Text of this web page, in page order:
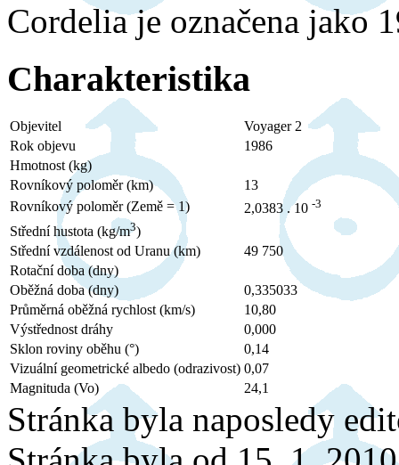
Cordelia je označena jako
Charakteristika
Objevitel
Voyager 2
Rok objevu
1986
Hmotnost (kg)
Rovníkový poloměr (km)
13
Rovníkový poloměr (Země = 1)
2,0383 . 10 -3
Střední hustota (kg/m3)
Střední vzdálenost od Uranu (km)
49 750
Rotační doba (dny)
Oběžná doba (dny)
0,335033
Průměrná oběžná rychlost (km/s)
10,80
Výstřednost dráhy
0,000
Sklon roviny oběhu (°)
0,14
Vizuální geometrické albedo (odrazivost) 0,07
Magnituda (Vo)
24,1
Stránka byla naposledy